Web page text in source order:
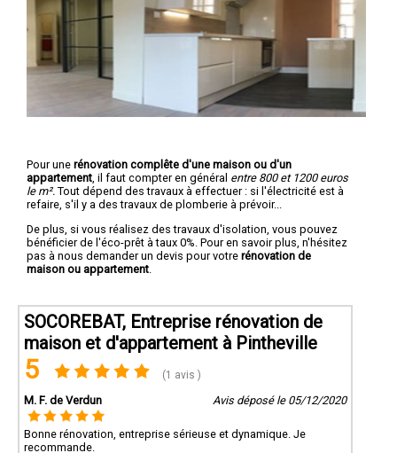
Pour une rénovation complête d'une maison ou d'un
appartement , il faut compter en général entre 800 et 1200 euros
le m². Tout dépend des travaux à effectuer : si l'électricité est à
refaire, s'il y a des travaux de plomberie à prévoir...
De plus, si vous réalisez des travaux d'isolation, vous pouvez
bénéficier de l'éco-prêt à taux 0%. Pour en savoir plus, n'hésitez
pas à nous demander un devis pour votre rénovation de
maison ou appartement
SOCOREBAT, Entreprise rénovation de
maison et d'appartement à Pintheville
5 (1 avis )
M. F. de Verdun Avis déposé le 05/12/2020
Bonne rénovation, entreprise sérieuse et dynamique. Je
recommande.